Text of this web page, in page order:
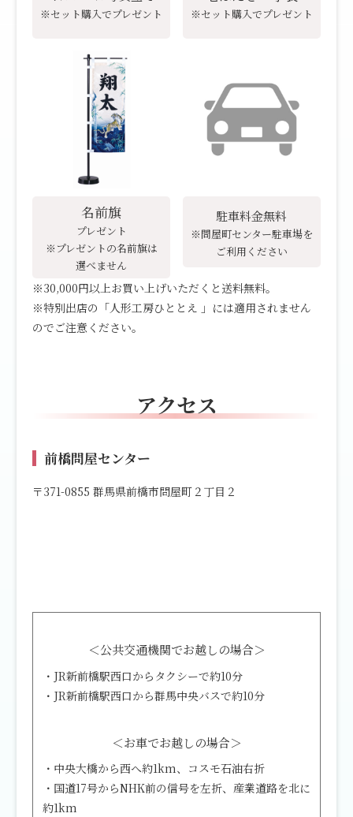
※セット購入でプレゼント ※セット購入でプレゼント
名前旗
プレゼント
※プレゼントの名前旗は
選べません
駐車料金無料
※問屋町センター駐車場を
ご利用ください
※30,000円以上お買い上げいただくと送料無料。
※特別出店の「人形工房ひととえ 」には適用されません
のでご注意ください。
アクセス
前橋問屋センター
〒371-0855 群馬県前橋市問屋町２丁目２
＜公共交通機関でお越しの場合＞
・JR新前橋駅西口からタクシーで約10分
・JR新前橋駅西口から群馬中央バスで約10分
＜お車でお越しの場合＞
・中央大橋から西へ約1km、コスモ石油右折
・国道17号からNHK前の信号を左折、産業道路を北に
約1km